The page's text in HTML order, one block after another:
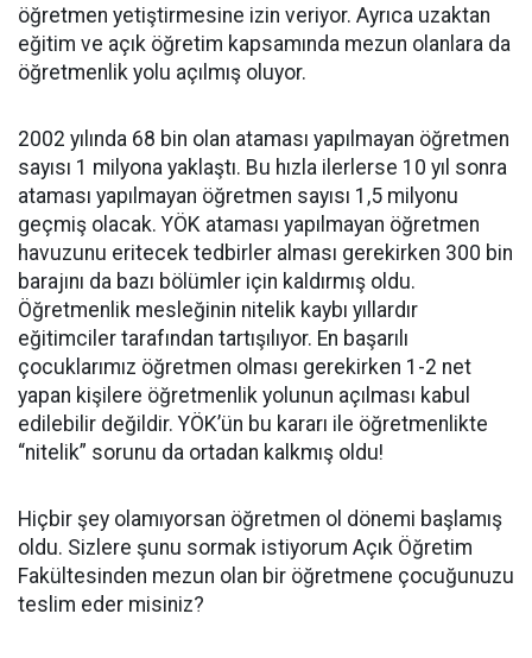
öğretmen yetiştirmesine izin veriyor. Ayrıca uzaktan
eğitim ve açık öğretim kapsamında mezun olanlara da
öğretmenlik yolu açılmış oluyor.
2002 yılında 68 bin olan ataması yapılmayan öğretmen
sayısı 1 milyona yaklaştı. Bu hızla ilerlerse 10 yıl sonra
ataması yapılmayan öğretmen sayısı 1,5 milyonu
geçmiş olacak. YÖK ataması yapılmayan öğretmen
havuzunu eritecek tedbirler alması gerekirken 300 bin
barajını da bazı bölümler için kaldırmış oldu.
Öğretmenlik mesleğinin nitelik kaybı yıllardır
eğitimciler tarafından tartışılıyor. En başarılı
çocuklarımız öğretmen olması gerekirken 1-2 net
yapan kişilere öğretmenlik yolunun açılması kabul
edilebilir değildir. YÖK’ün bu kararı ile öğretmenlikte
“nitelik” sorunu da ortadan kalkmış oldu!
Hiçbir şey olamıyorsan öğretmen ol dönemi başlamış
oldu. Sizlere şunu sormak istiyorum Açık Öğretim
Fakültesinden mezun olan bir öğretmene çocuğunuzu
teslim eder misiniz?